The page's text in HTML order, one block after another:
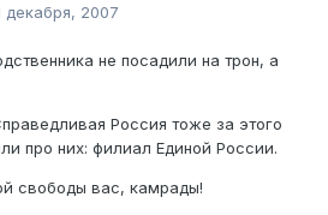
декабря, 2007
не посадили на трон, а
Россия тоже за этого
про них: филиал Единой России.
свободы вас, камрады!